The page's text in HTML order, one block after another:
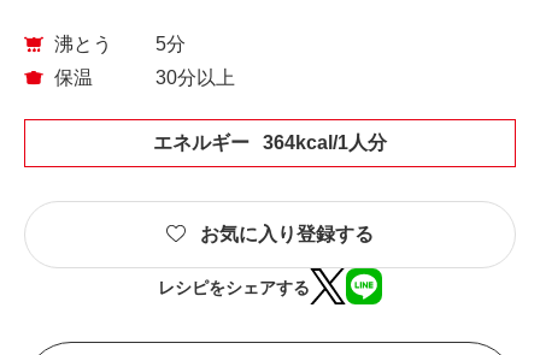
沸とう
5分
保温
30分以上
エネルギー 364kcal/1人分
お気に入り登録する
レシピをシェアする